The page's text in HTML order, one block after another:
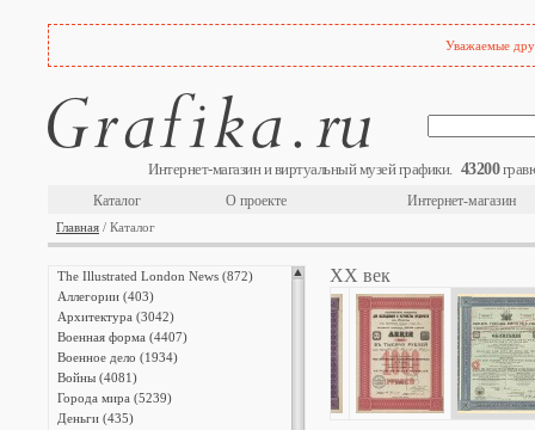
Уважаемые
Интернет-магазин и виртуальный музей графики. 43200
Каталог О проекте Интернет-магазин
Главная / Каталог
The Illustrated London News (872)
Аллегории (403)
Архитектура (3042)
Военная форма (4407)
Военное дело (1934)
Войны (4081)
Города мира (5239)
Деньги (435)
XX век